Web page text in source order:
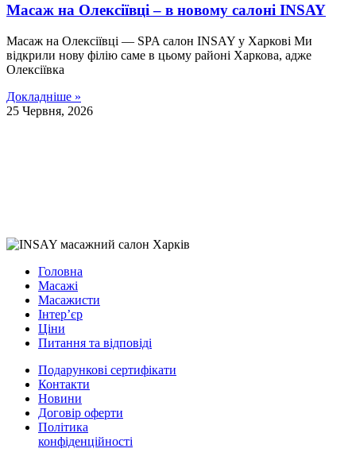
Масаж на Олексіївці – в новому салоні INSAY
Масаж на Олексіївці — SPA салон INSAY у Харкові Ми
відкрили нову філію саме в цьому районі Харкова, адже
Олексіївка
Докладніше »
25 Червня, 2026
Головна
Масажі
Масажисти
Інтер’єр
Ціни
Питання та відповіді
Подарункові сертифікати
Контакти
Новини
Договір оферти
Політика
конфіденційності